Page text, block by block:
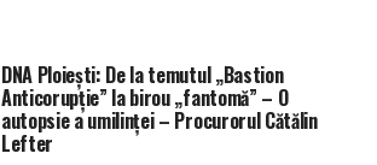
DNA Ploiești: De la temutul „Bastion
Anticorupție” la birou „fantomă” – O
autopsie a umilinței – Procurorul Cătălin
Lefter